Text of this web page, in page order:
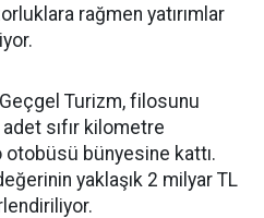
rağmen yatırımlar
Turizm, filosunu
sıfır kilometre
bünyesine kattı.
yaklaşık 2 milyar TL